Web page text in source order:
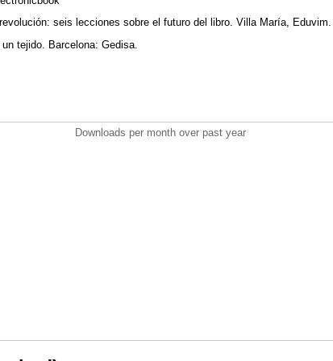
seis lecciones sobre el futuro del libro. Villa María,
tejido. Barcelona: Gedisa.
Downloads per month over past year